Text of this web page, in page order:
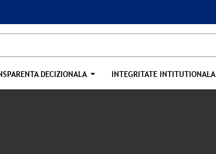
DECIZIONALA INTEGRITATE INTITUTIONALA